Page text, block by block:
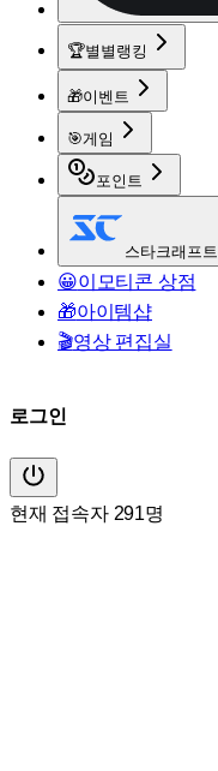
🏆별별랭킹
🎁이벤트
🎯게임
포인트
스타크래프트
😀이모티콘 상점
🎁아이템샵
🎬영상 편집실
로그인
현재 접속자 291명